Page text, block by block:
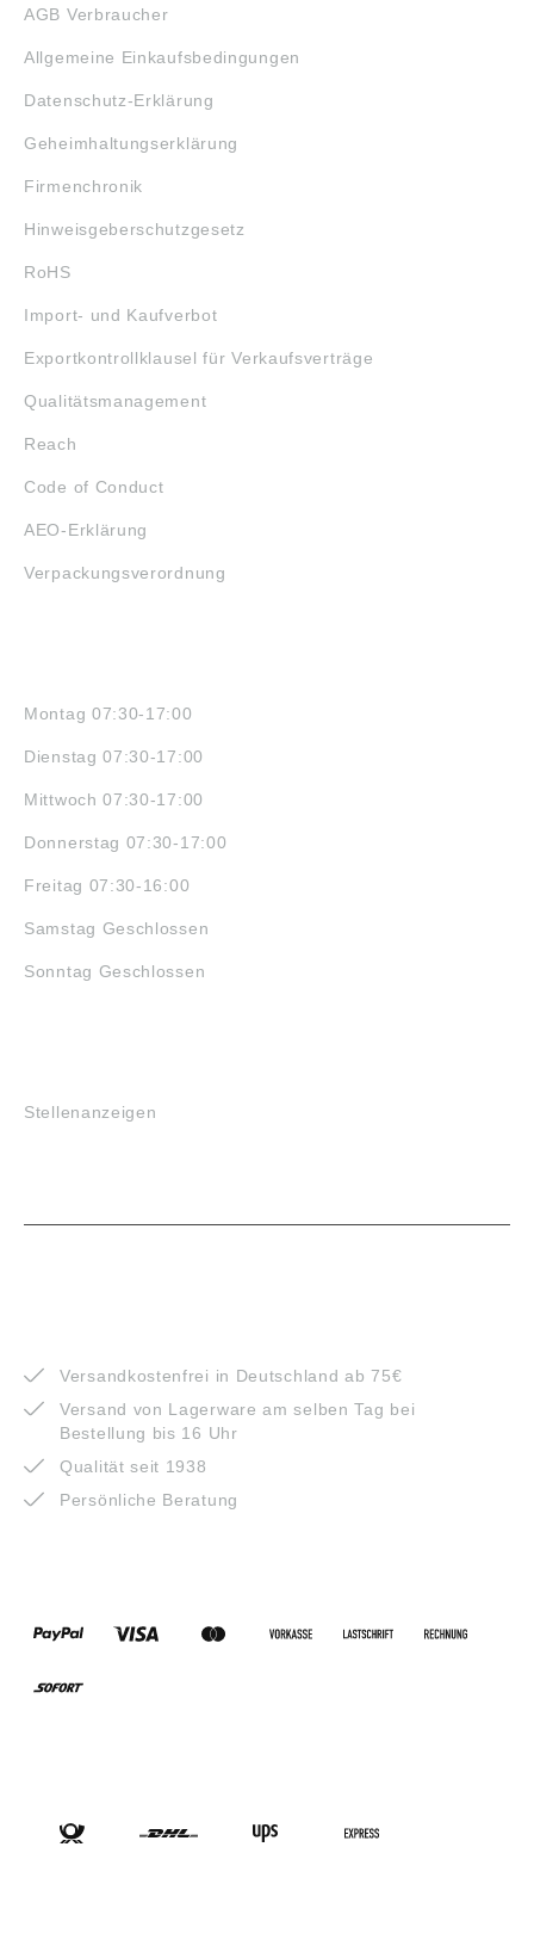
AGB Verbraucher
Allgemeine Einkaufsbedingungen
Datenschutz-Erklärung
Geheimhaltungserklärung
Firmenchronik
Hinweisgeberschutzgesetz
RoHS
Import- und Kaufverbot
Exportkontrollklausel für Verkaufsverträge
Qualitätsmanagement
Reach
Code of Conduct
AEO-Erklärung
Verpackungsverordnung
Montag 07:30-17:00
Dienstag 07:30-17:00
Mittwoch 07:30-17:00
Donnerstag 07:30-17:00
Freitag 07:30-16:00
Samstag Geschlossen
Sonntag Geschlossen
Stellenanzeigen
Versandkostenfrei in Deutschland ab 75€
Versand von Lagerware am selben Tag bei
Bestellung bis 16 Uhr
Qualität seit 1938
Persönliche Beratung